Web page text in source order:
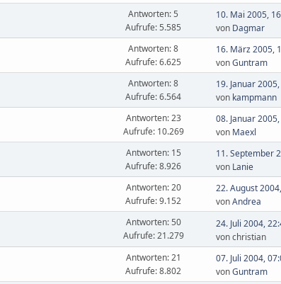
Antworten: 5
Aufrufe: 5.585
10. Mai 2005,
von Dagmar
Antworten: 8
Aufrufe: 6.625
16. März 2005,
vonGuntram
Antworten: 8
Aufrufe: 6.564
19. Januar
von kampmann
Antworten: 23
Aufrufe: 10.269
08. Januar
von Maexl
Antworten: 15
Aufrufe: 8.926
11. September
von Lanie
Antworten: 20
Aufrufe: 9.152
22. August
vonAndrea
Antworten: 50
Aufrufe: 21.279
24. Juli 2004,
von christian
Antworten: 21
Aufrufe: 8.802
07. Juli 2004,
vonGuntram